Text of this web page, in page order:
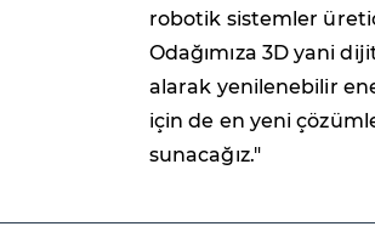
robotik sistemler
Odağımıza 3D yani
alarak yenilenebilir
için de en yeni
sunacağız."